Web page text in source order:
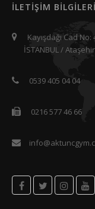
İLETİŞİM
Kayışdağı Cad
İSTANBUL / Ataşehir
0539 405 04 04
0216 577 46 66